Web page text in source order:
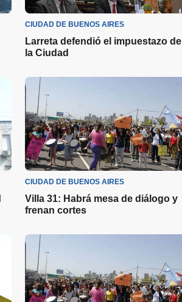
CIUDAD DE BUENOS AIRES
Larreta defendió el impuestazo de
la Ciudad
CIUDAD DE BUENOS AIRES
Villa 31: Habrá mesa de diálogo y
frenan cortes